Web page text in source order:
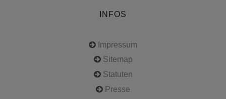
INFOS
Impressum
Sitemap
Statuten
Presse